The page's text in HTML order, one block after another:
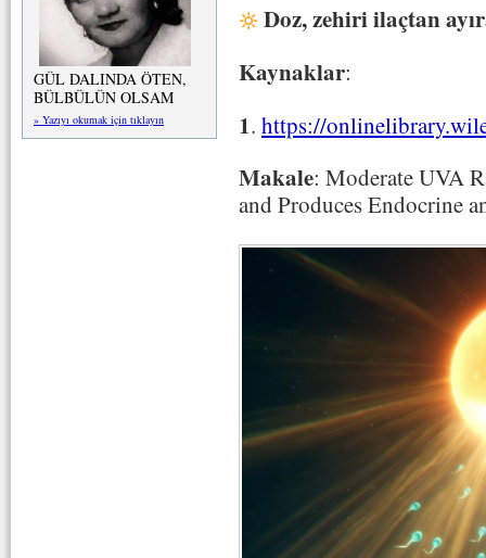
GÜL DALINDA ÖTEN,
BÜLBÜLÜN OLSAM
» Yazıyı okumak için tıklayın
Doz, zehiri ilaçtan
Kaynaklar:
1. https://
Makale: Moderate UVA
and Produces Endocrine